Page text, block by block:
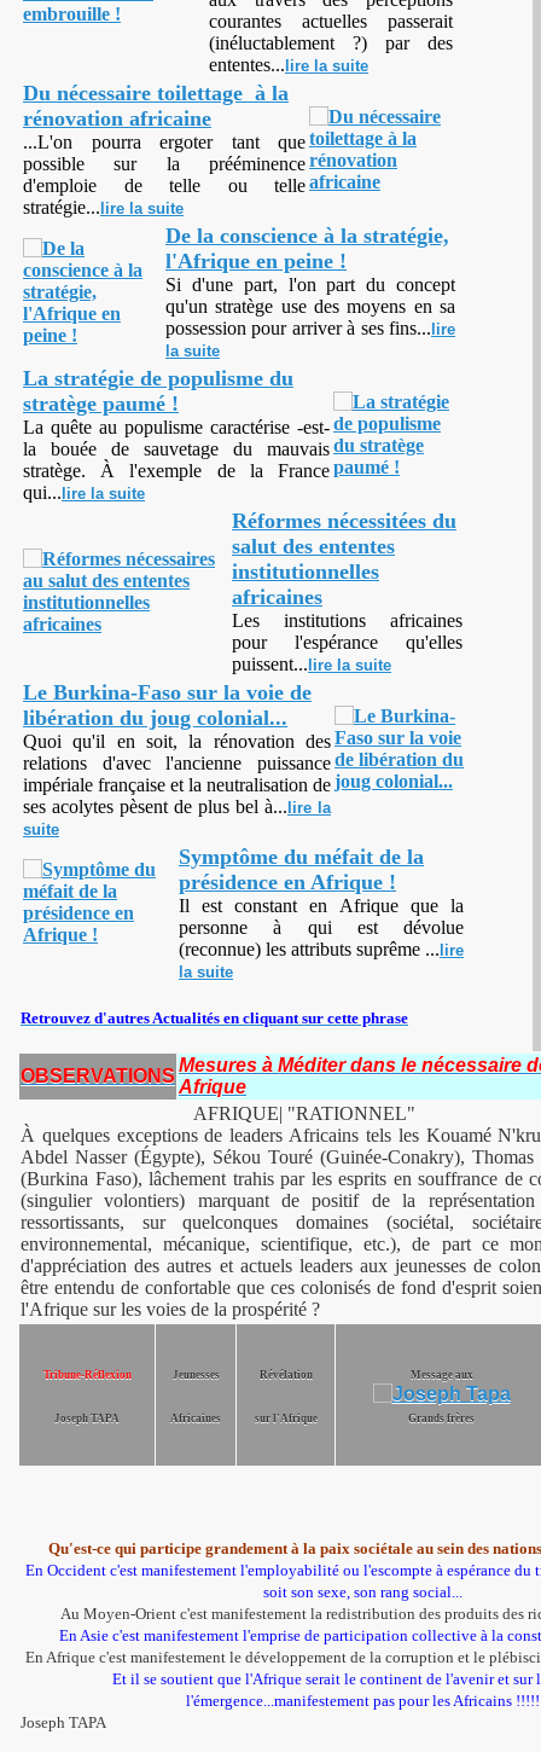
courantes actuelles passerait
(inéluctablement ?) par des
ententes... lire la suite
Du nécessaire toilettage à la
rénovation africaine
...L'on pourra ergoter tant que
possible sur la prééminence
d'emploie de telle ou telle
stratégie... lire la suite
De la conscience à la stratégie,
l'Afrique en peine !
Si d'une part, l'on part du concept
qu'un stratège use des moyens en sa
possession pour arriver à ses fins... lire
la suite
La stratégie de populisme du
stratège paumé !
La quête au populisme caractérise -est-
la bouée de sauvetage du mauvais
stratège. À l'exemple de la France
qui... lire la suite
Réformes nécessitées du
salut des ententes
institutionnelles
africaines
Les institutions africaines
pour l'espérance qu'elles
puissent... lire la suite
Le Burkina-Faso sur la voie de
libération du joug colonial...
Quoi qu'il en soit, la rénovation des
relations d'avec l'ancienne puissance
impériale française et la neutralisation de
ses acolytes pèsent de plus bel à... lire la
suite
Symptôme du méfait de la
présidence en Afrique !
Il est constant en Afrique que la
personne à qui est dévolue
(reconnue) les attributs suprême ... lire
la suite
Retrouvez d'autres Actualités en cliquant sur cette phrase
OBSERVATIONS
Mesures à Méditer dans le nécessaire
Afrique
AFRIQUE| "RATIONNEL"
À quelques exceptions de leaders Africains tels les Kouamé
Abdel Nasser (Égypte), Sékou Touré (Guinée-Conakry),
(Burkina Faso), lâchement trahis par les esprits en souffrance de
(singulier volontiers) marquant de positif de la
ressortissants, sur quelconques domaines (sociétal,
environnemental, mécanique, scientifique, etc.), de part ce
d'appréciation des autres et actuels leaders aux jeunesses de
être entendu de confortable que ces colonisés de fond d'esprit
l'Afrique sur les voies de la prospérité ?
Tribune-Réflexion
Joseph TAPA
Jeunesses
Africaines
Révélation
sur l'Afrique
Message aux
Grands frères
Qu'est-ce qui participe grandement à la paix sociétale au sein des
En Occident c'est manifestement l'employabilité ou l'escompte à espérance du
soit son sexe, son rang social...
Au Moyen-Orient c'est manifestement la redistribution des produits des
En Asie c'est manifestement l'emprise de participation collective à la
En Afrique c'est manifestement le développement de la corruption et le
Et il se soutient que l'Afrique serait le continent de l'avenir et sur
l'émergence...manifestement pas pour les Africains !!!!!
Joseph TAPA